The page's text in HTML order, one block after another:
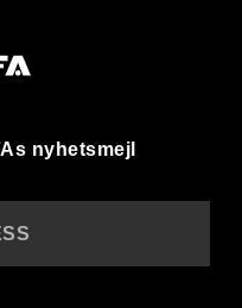
nyhetsmejl